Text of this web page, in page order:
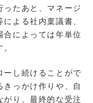
ったあと、マネージ
よる社内稟議書、
合によっては年単位
ーし続けることがで
きっかけ作りや、自
がり、最終的な受注